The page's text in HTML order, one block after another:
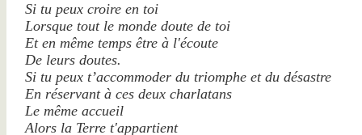
Si tu peux croire en toi
Lorsque tout le monde doute de toi
Et en même temps être à l'écoute
De leurs doutes.
Si tu peux t’accommoder du triomphe et du désastre
En réservant à ces deux charlatans
Le même accueil
Alors la Terre t'appartient